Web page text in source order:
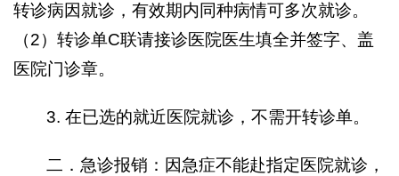
转诊病因就诊，有效期内同种病情可多次就诊。
（2）转诊单C联请接诊医院医生填全并签字、盖
医院门诊章。
3. 在已选的就近医院就诊，不需开转诊单。
二．急诊报销：因急症不能赴指定医院就诊，